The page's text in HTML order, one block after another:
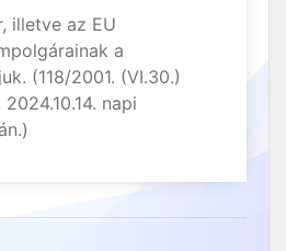
illetve az EU
a
(118/2001. (VI.30.)
napi